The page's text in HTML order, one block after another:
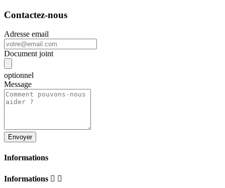
Contactez-nous
Adresse email
Document joint
optionnel
Message
Informations
Informations  